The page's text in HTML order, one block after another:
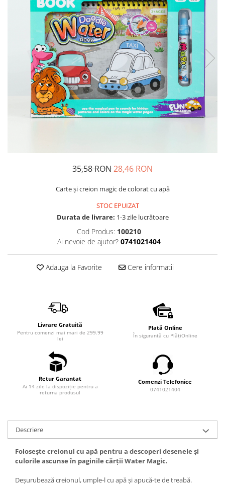
Usborne
35,58 RON28,46 RON
Carte și creion magic de colorat cu apă
STOC EPUIZAT
Durata de livrare: 1-3 zile lucrătoare
Cod Produs: 100210
Ai nevoie de ajutor? 0741021404
Adauga la Favorite Cere informatii
Livrare Gratuită
Pentru comenzi mai mari de 299.99
lei
Plată Online
În sigurantă cu PlățiOnline
Retur Garantat
Ai 14 zile la dispoziție pentru a
returna produsul
Comenzi Telefonice
0741021404
Descriere
Folosește creionul cu apă pentru a descoperi desenele și
culorile ascunse în paginile cărții Water Magic.
Deșurubează creionul, umple-l cu apă și apucă-te de treabă.